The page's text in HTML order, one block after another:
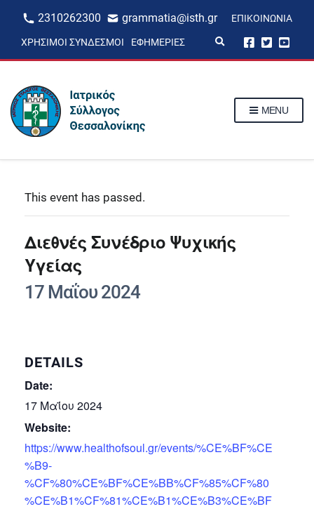
2310262300 grammatia@isth.gr ΕΠΙΚΟΙΝΩΝΊΑ
ΧΡΉΣΙΜΟΙ ΣΎΝΔΕΣΜΟΙ ΕΦΗΜΕΡΊΕΣ
p
MENU
This event has passed.
Διεθνές Συνέδριο Ψυχικής
Υγείας
17 Μαΐου 2024
DETAILS
Date:
17 Μαΐου 2024
Website:
https://www.healthofsoul.gr/events/%CE%BF%CE
%B9-
%CF%80%CE%BF%CE%BB%CF%85%CF%80
%CE%B1%CF%81%CE%B1%CE%B3%CE%BF